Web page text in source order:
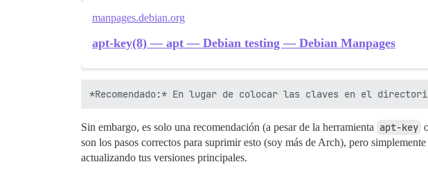
manpages.debian.org
apt-key(8) — apt — Debian testing — Debian Manpages
Sin embargo, es solo una recomendación (a pesar de la herramienta apt-key
son los pasos correctos para suprimir esto (soy más de Arch), pero
actualizando tus versiones principales.